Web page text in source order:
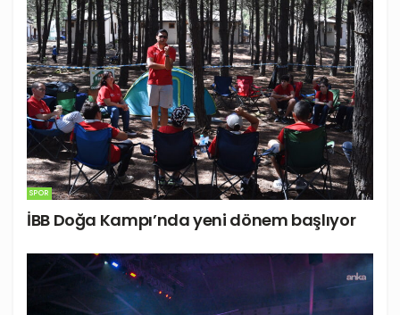
SPOR
İBB Doğa Kampı’nda yeni dönem başlıyor